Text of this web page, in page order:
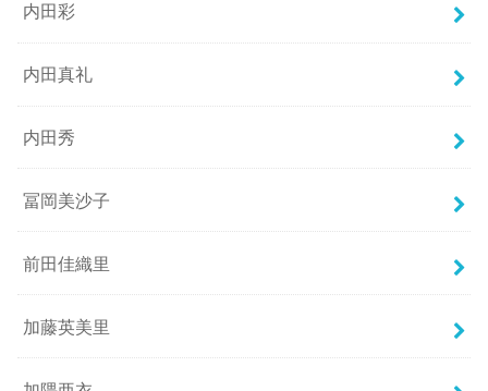
内田彩
内田真礼
内田秀
冨岡美沙子
前田佳織里
加藤英美里